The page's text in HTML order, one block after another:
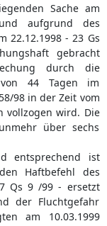
Sache am
aufgrund des
22.12.1998 - 23 Gs
gebracht
durch die
von 44 Tagen im
98 in der Zeit vom
vollzogen wird. Die
über sechs
entsprechend ist
Haftbefehl des
Qs 9 /99 - ersetzt
der Fluchtgefahr
am 10.03.1999